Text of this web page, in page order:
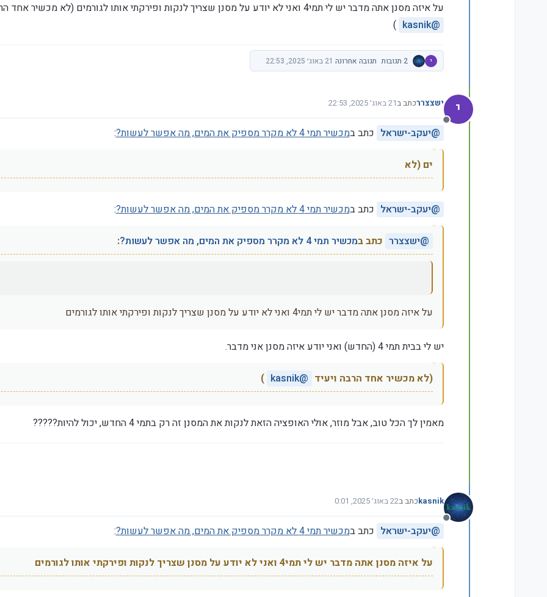
על איזה מסנן אתה מדבר יש לי תמי4 ואני לא יודע על מסנן שצריך לנקות ופירקתי אותו לגורמים (לא מכשיר אחד הרבה ויעיד
@
kasnik
)
י 2 תגובות תגובה אחרונה 21 באוג׳ 2025, 22:53
י
מנותק
ישצצררכתב ב21 באוג׳ 2025, 22:53
נערך לאחרונה על ידי ישצצרר
@יעקב-ישראל כתב במכשיר תמי 4 לא מקרר מספיק את המים, מה אפשר לעשות? :
ים (לא
@יעקב-ישראל כתב במכשיר תמי 4 לא מקרר מספיק את המים, מה אפשר לעשות? :
@ישצצרר כתב במכשיר תמי 4 לא מקרר מספיק את המים, מה אפשר לעשות? :
על איזה מסנן אתה מדבר יש לי תמי4 ואני לא יודע על מסנן שצריך לנקות ופירקתי אותו לגורמים
יש לי בבית תמי 4 (החדש) ואני יודע איזה מסנן אני מדבר.
(לא מכשיר אחד הרבה ויעיד @
kasnik
)
מאמין לך הכל טוב, אבל מוזר, אולי האופציה הזאת לנקות את המסנן זה רק בתמי 4 החדש, יכול להיות?????
מנותק
kasnikכתב ב22 באוג׳ 2025, 0:01
נערך לאחרונה על ידי kasnik
@יעקב-ישראל כתב במכשיר תמי 4 לא מקרר מספיק את המים, מה אפשר לעשות? :
על איזה מסנן אתה מדבר יש לי תמי4 ואני לא יודע על מסנן שצריך לנקות ופירקתי אותו לגורמים